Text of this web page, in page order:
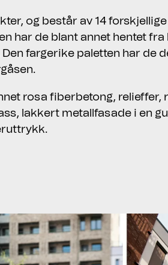
og består av 14
har de blant annet hentet fra
fargerike paletten har de
rosa fiberbetong, relieffer,
lakkert metallfasade i en